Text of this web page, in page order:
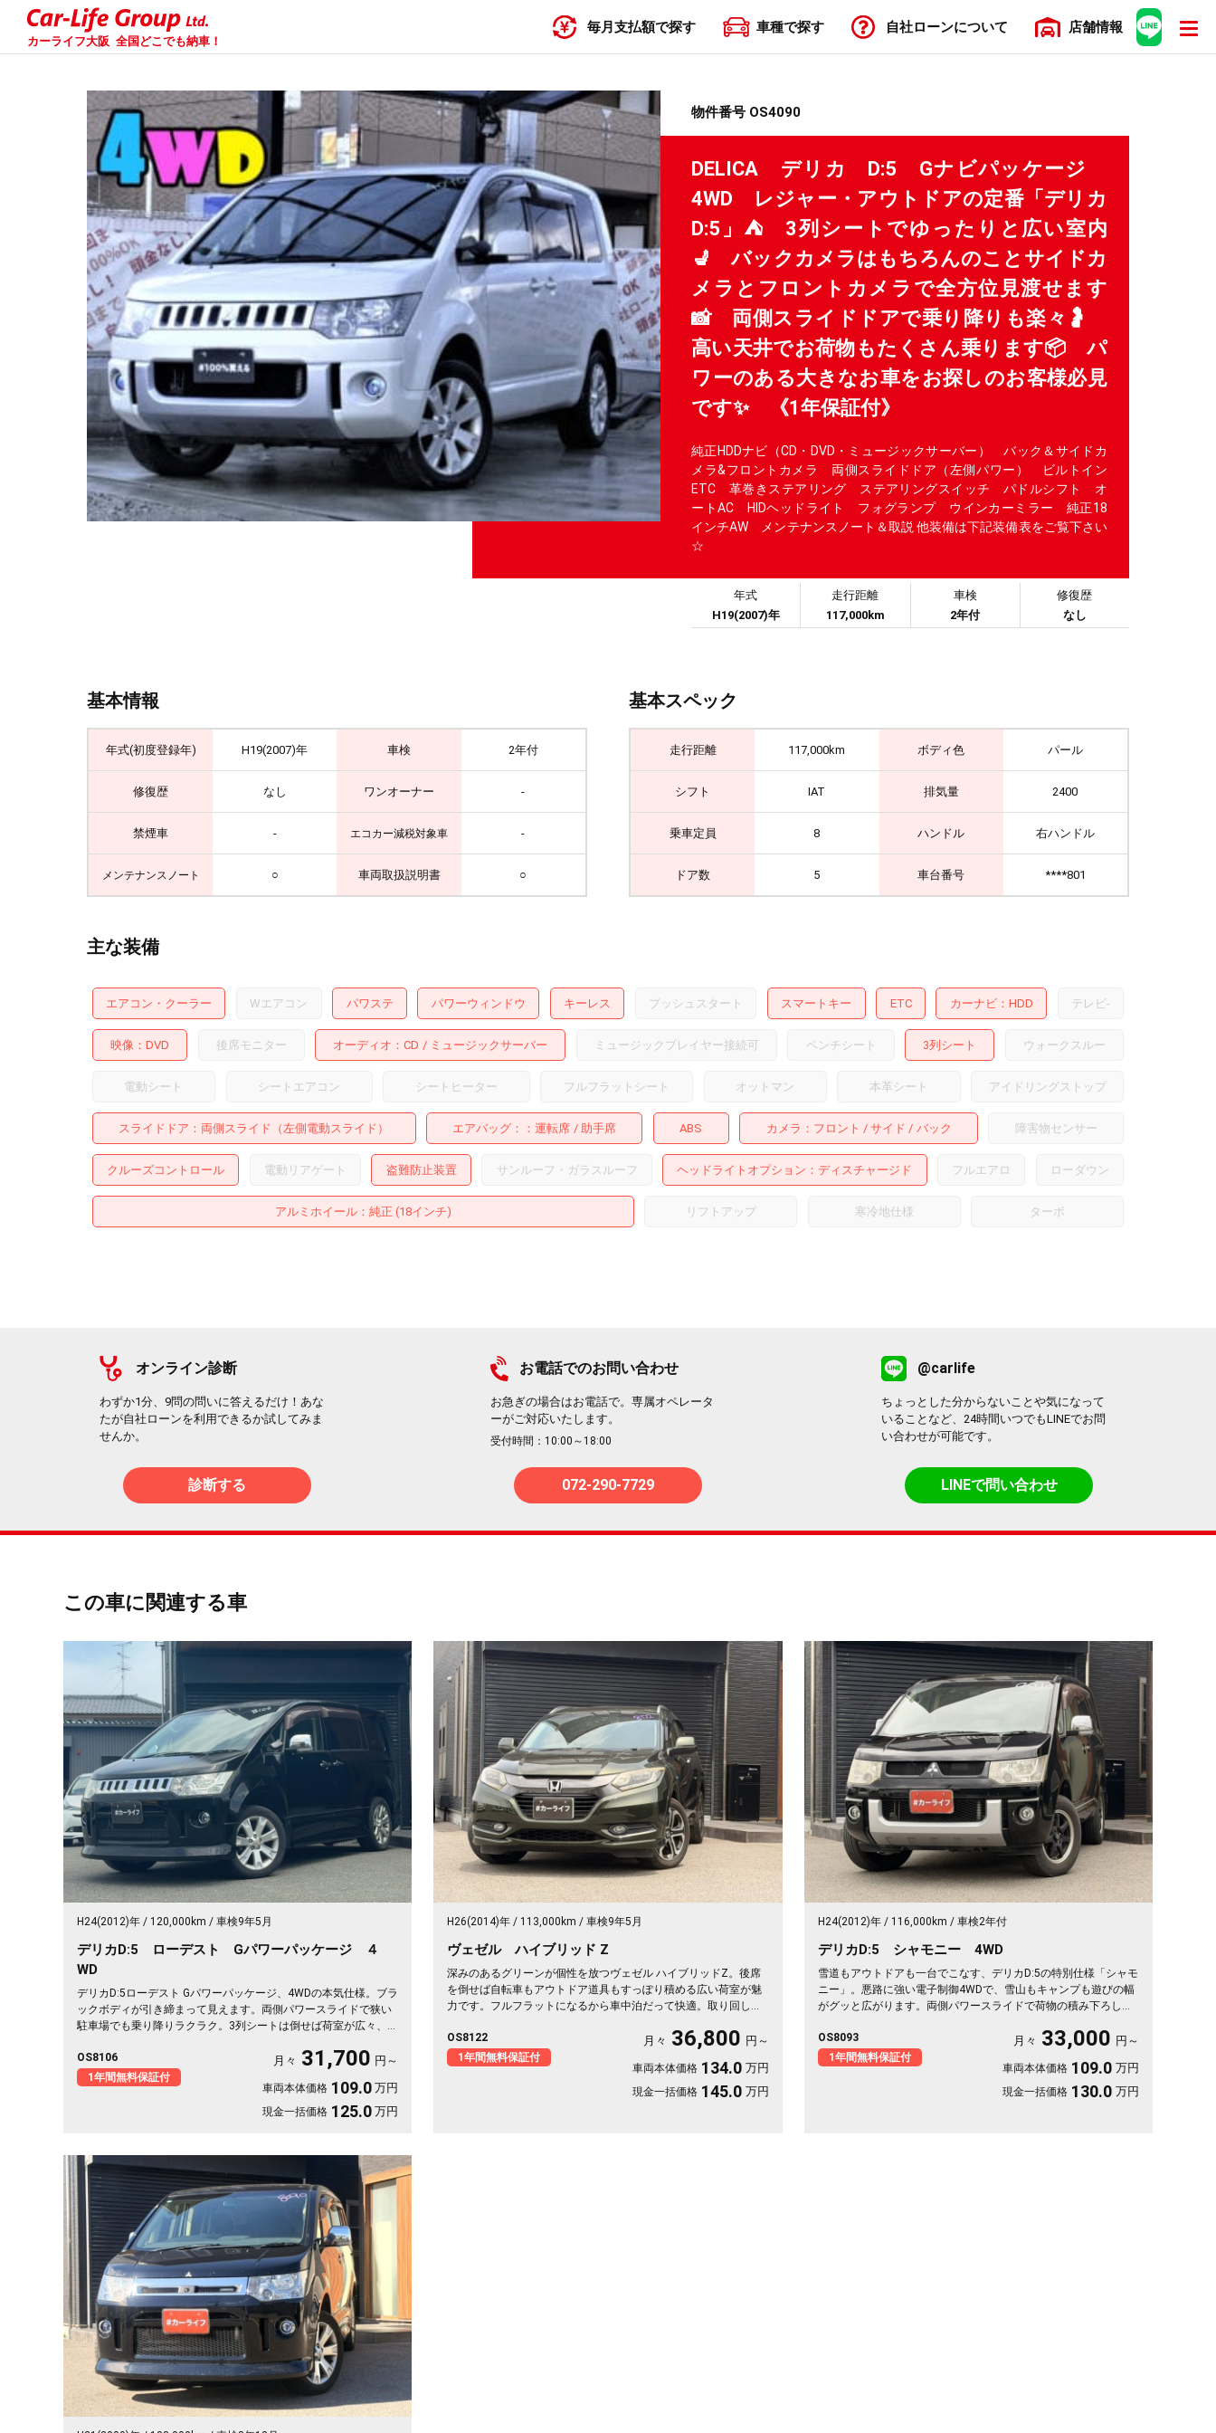
カーライフ大阪 全国どこでも納車！
毎月支払額で探す 車種で探す 自社ローンについて 店舗情報
物件番号 OS4090
DELICA デリカ D:5 Gナビパッケージ
4WD レジャー・アウトドアの定番「デリカ
D:5」⛺ 3列シートでゆったりと広い室内
💺 バックカメラはもちろんのことサイドカ
メラとフロントカメラで全方位見渡せます
📸 両側スライドドアで乗り降りも楽々🤰
高い天井でお荷物もたくさん乗ります📦 パ
ワーのある大きなお車をお探しのお客様必見
です✨ 《1年保証付》
純正HDDナビ（CD・DVD・ミュージックサーバー） バック＆サイドカ
メラ&フロントカメラ 両側スライドドア（左側パワー） ビルトイン
ETC 革巻きステアリング ステアリングスイッチ パドルシフト オ
ートAC HIDヘッドライト フォグランプ ウインカーミラー 純正18
インチAW メンテナンスノート＆取説 他装備は下記装備表をご覧下さい
☆
年式
H19(2007)年
走行距離
117,000km
車検
2年付
修復歴
なし
基本情報
年式(初度登録年) H19(2007)年 車検 2年付
修復歴 なし ワンオーナー -
禁煙車 - エコカー減税対象車 -
メンテナンスノート ○ 車両取扱説明書 ○
基本スペック
走行距離 117,000km ボディ色 パール
シフト IAT 排気量 2400
乗車定員 8 ハンドル 右ハンドル
ドア数 5 車台番号 ****801
主な装備
エアコン・クーラー Wエアコン パワステ パワーウィンドウ キーレス プッシュスタート スマートキー ETC カーナビ HDD テレビ-
映像 DVD 後席モニター オーディオ CD ミュージックサーバー ミュージックプレイヤー接続可 ベンチシート 3列シート ウォークスルー
電動シート シートエアコン シートヒーター フルフラットシート オットマン 本革シート アイドリングストップ
スライドドア 両側スライド（左側電動スライド） エアバッグ： 運転席 助手席 ABS カメラ フロント サイド バック 障害物センサー
クルーズコントロール 電動リアゲート 盗難防止装置 サンルーフ・ガラスルーフ ヘッドライトオプション ディスチャージド フルエアロ ローダウン
アルミホイール：純正 (18インチ) リフトアップ 寒冷地仕様 ターボ
オンライン診断
わずか1分、9問の問いに答えるだけ！あな
たが自社ローンを利用できるか試してみま
せんか。
診断する
お電話でのお問い合わせ
お急ぎの場合はお電話で。専属オペレータ
ーがご対応いたします。
受付時間：10:00～18:00
072-290-7729
@carlife
ちょっとした分からないことや気になって
いることなど、24時間いつでもLINEでお問
い合わせが可能です。
LINEで問い合わせ
この車に関連する車
H24(2012)年 120,000km 車検9年5月
デリカD:5 ローデスト Gパワーパッケージ ４
WD
デリカD:5ローデスト Gパワーパッケージ、4WDの本気仕様。ブラ
ックボディが引き締まって見えます。両側パワースライドで狭い
駐車場でも乗り降りラクラク。3列シートは倒せば荷室が広々、キ
きな車体もスッと駐車OK。雪道もアウトドアも仲間との遠出も、
これ一台で頼れる相棒に🚗✨💺🙌。安心して長く乗れる《1年保証
付》です😊
OS8106
1年間無料保証付
月々 31,700 円～
車両本体価格 109.0 万円
現金一括価格 125.0 万円
H26(2014)年 113,000km 車検9年5月
ヴェゼル ハイブリッド Z
深みのあるグリーンが個性を放つヴェゼル ハイブリッドZ。後席
を倒せば自転車もアウトドア道具もすっぽり積める広い荷室が魅
力です。フルフラットになるから車中泊だって快適。取り回しの
す。休日は思い立ったら遠出、平日は日々の相棒に。ドライブレ
コーダー付きで万が一の時も映像で安心。走りに彩りを添える一
台です《1年保証付》🚗✨💚💺😎
OS8122
1年間無料保証付
月々 36,800 円～
車両本体価格 134.0 万円
現金一括価格 145.0 万円
H24(2012)年 116,000km 車検2年付
デリカD:5 シャモニー 4WD
雪道もアウトドアも一台でこなす、デリカD:5の特別仕様「シャモ
ニー」。悪路に強い電子制御4WDで、雪山もキャンプも遊びの幅
がグッと広がります。両側パワースライドで荷物の積み下ろしも
動も車内が退屈しません。ブラックボディに社外16インチが効い
た一台で、週末の遠出が待ち遠しくなりますよ。乗り込むほどに
頼れる相棒に💫🏔️🚗✌️《1年保証付》
OS8093
1年間無料保証付
月々 33,000 円～
車両本体価格 109.0 万円
現金一括価格 130.0 万円